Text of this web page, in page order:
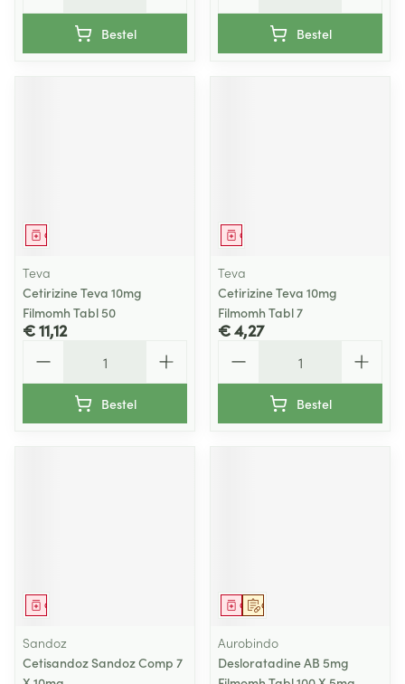
Bestel Bestel
Geneesmiddel
Teva
Cetirizine Teva 10mg
Filmomh Tabl 50
€ 11,12
Bestel
Geneesmiddel
Teva
Cetirizine Teva 10mg
Filmomh Tabl 7
€ 4,27
Bestel
Geneesmiddel
Sandoz
Cetisandoz Sandoz Comp 7
Op voorschrift
Geneesmiddel
Aurobindo
Desloratadine AB 5mg